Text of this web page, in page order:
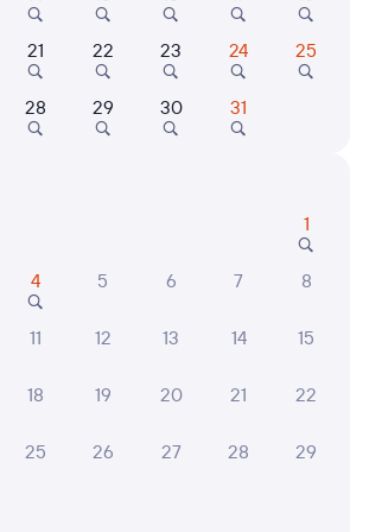
ж/д билеты
за 4 минуты
на вопросы о поездке или
Gold
Показать
ещё 2
варианта
21 22 23 24 25
28 29 30 31
1
4 5 6 7 8
11 12 13 14 15
18 19 20 21 22
25 26 27 28 29